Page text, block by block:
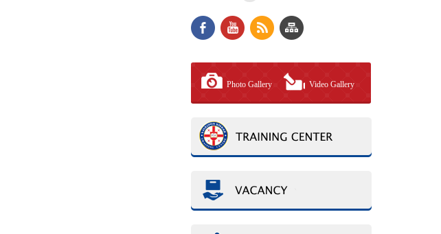
Photo Gallery Video Gallery